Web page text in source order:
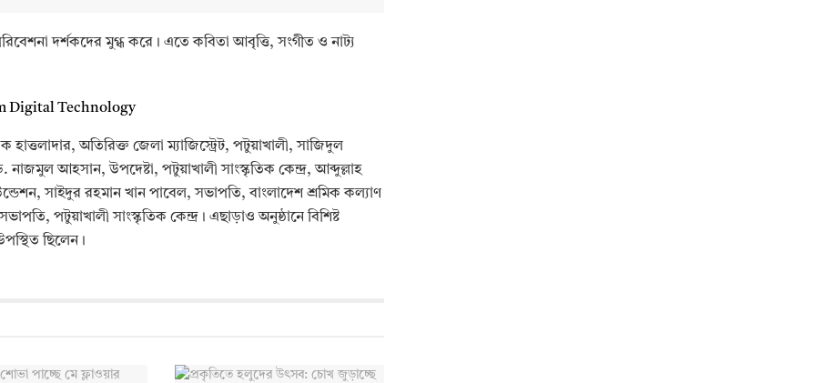
দর্শকদের মুগ্ধ করে। এতে কবিতা আবৃত্তি, সংগীত ও নাট্য
হাত্তলাদার, অতিরিক্ত জেলা ম্যাজিস্ট্রেট, পটুয়াখালী, সাজিদুল
আহসান, উপদেষ্টা, পটুয়াখালী সাংস্কৃতিক কেন্দ্র, আব্দুল্লাহ
সাইদুর রহমান খান পাবেল, সভাপতি, বাংলাদেশ শ্রমিক কল্যাণ
পটুয়াখালী সাংস্কৃতিক কেন্দ্র। এছাড়াও অনুষ্ঠানে বিশিষ্ট
ছিলেন।